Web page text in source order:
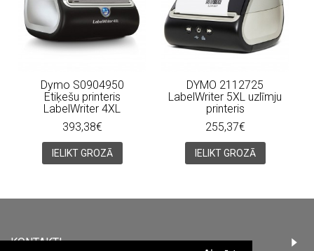
Dymo S0904950
Etiķešu printeris
LabelWriter 4XL
393,38€
IELIKT GROZĀ
DYMO 2112725
LabelWriter 5XL uzlīmju
printeris
255,37€
IELIKT GROZĀ
KONTAKTI